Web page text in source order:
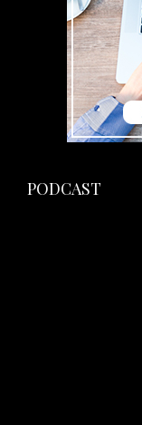
PODCAST